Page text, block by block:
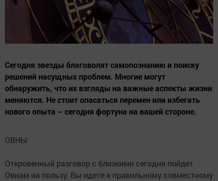
Сегодня звезды благоволят самопознанию и поиску
решений насущных проблем. Многие могут
обнаружить, что их взгляды на важные аспекты жизни
меняются. Не стоит опасаться перемен или избегать
нового опыта – сегодня фортуна на вашей стороне.
ОВНЫ
Откровенный разговор с близкими сегодня пойдет
Овнам на пользу. Вы идете к правильному совместному